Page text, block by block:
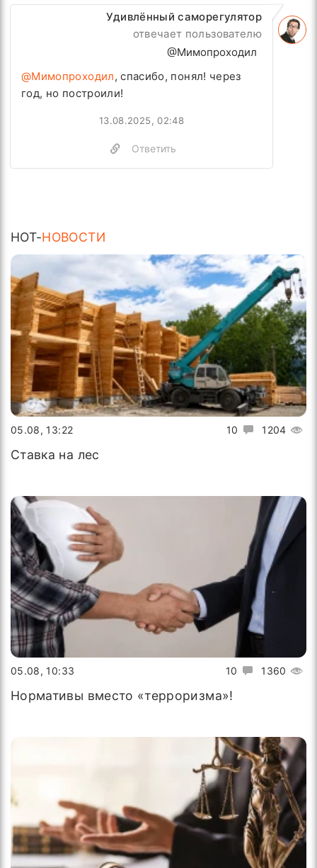
Удивлённый саморегулятор
отвечает пользователю
@Мимопроходил
@Мимопроходил, спасибо, понял! через
год, но построили!
Ответить
13.08.2025, 02:48
HOT-НОВОСТИ
10 1204
05.08, 13:22
Ставка на лес
10 1360
05.08, 10:33
Нормативы вместо «терроризма»!